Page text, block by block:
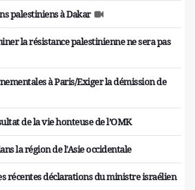
palestiniens à Dakar
la résistance palestinienne ne sera pas
à Paris/Exiger la démission de
de la vie honteuse de l’OMK
la région de l'Asie occidentale
récentes déclarations du ministre israélien